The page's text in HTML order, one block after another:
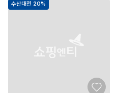
수산대전 20%